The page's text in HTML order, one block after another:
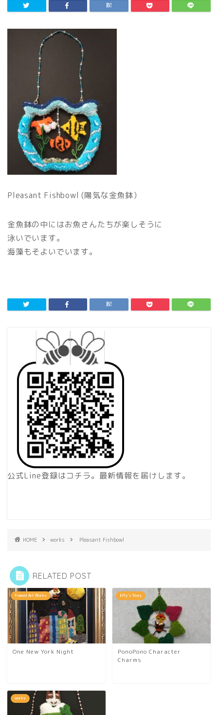
Pleasant Fishbowl (陽気な金魚鉢）
金魚鉢の中にはお魚さんたちが楽しそうに
泳いでいます。
海藻もそよいでいます。
公式Line登録はコチラ。最新情報を届けします。
HOME works Pleasant Fishbowl
RELATED POST
Framed Art Works
One New York Night
Elfy's Story
PonoPono Character
Charms
works